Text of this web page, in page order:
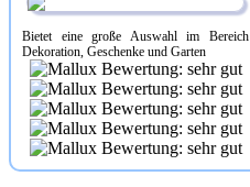
Bietet eine große Auswahl im Bereich
Dekoration, Geschenke und Garten